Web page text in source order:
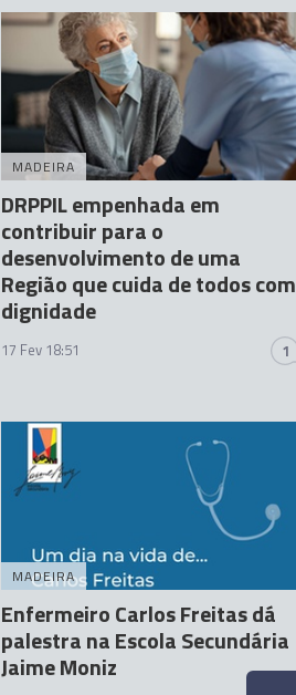
MADEIRA
DRPPIL empenhada em
contribuir para o
desenvolvimento de uma
Região que cuida de todos com
dignidade
17 Fev 18:51 1
MADEIRA
Enfermeiro Carlos Freitas dá
palestra na Escola Secundária
Jaime Moniz